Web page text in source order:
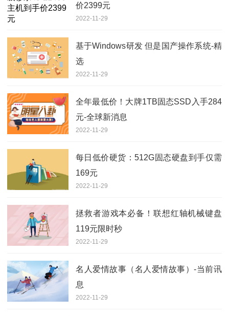
价2399元
2022-11-29
基于Windows研发 但是国产操作系统-精
选
2022-11-29
全年最低价！大牌1TB固态SSD入手284
元-全球新消息
2022-11-29
每日低价硬货：512G固态硬盘到手仅需
169元
2022-11-29
拯救者游戏本必备！联想红轴机械键盘
119元限时秒
2022-11-29
名人爱情故事（名人爱情故事）-当前讯
息
2022-11-29